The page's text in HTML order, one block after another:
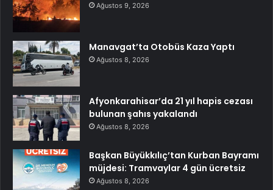
Ağustos 9, 2026
Manavgat’ta Otobüs Kaza Yaptı
Ağustos 8, 2026
Afyonkarahisar’da 21 yıl hapis cezası
bulunan şahıs yakalandı
Ağustos 8, 2026
Başkan Büyükkılıç’tan Kurban Bayramı
müjdesi: Tramvaylar 4 gün ücretsiz
Ağustos 8, 2026